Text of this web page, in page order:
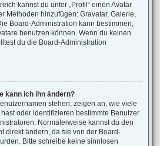
kannst du unter „Profil“ einen Avatar
Methoden hinzufügen: Gravatar, Galerie,
Board-Administration kann bestimmen,
benutzen können. Wenn du keinen
du die Board-Administration
kann ich ihn ändern?
stehen, zeigen an, wie viele
oder identifizieren bestimmte Benutzer
Normalerweise kannst du den
direkt ändern, da sie von der Board-
Bitte schreibe keine sinnlosen